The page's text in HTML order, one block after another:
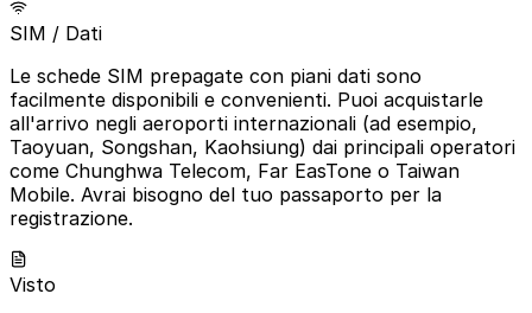
SIM / Dati
Le schede SIM prepagate con piani dati sono
facilmente disponibili e convenienti. Puoi acquistarle
all'arrivo negli aeroporti internazionali (ad esempio,
Taoyuan, Songshan, Kaohsiung) dai principali operatori
come Chunghwa Telecom, Far EasTone o Taiwan
Mobile. Avrai bisogno del tuo passaporto per la
registrazione.
Visto